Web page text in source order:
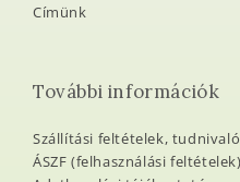
Címünk
További információk
Szállítási feltételek,
ÁSZF (felhasználási feltételek)